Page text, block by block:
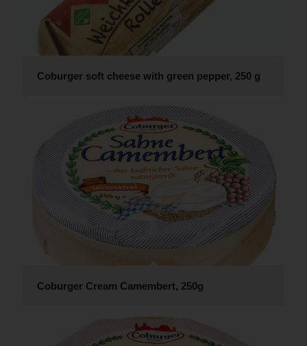
Coburger soft cheese with green pepper, 250 g
Coburger Cream Camembert, 250g